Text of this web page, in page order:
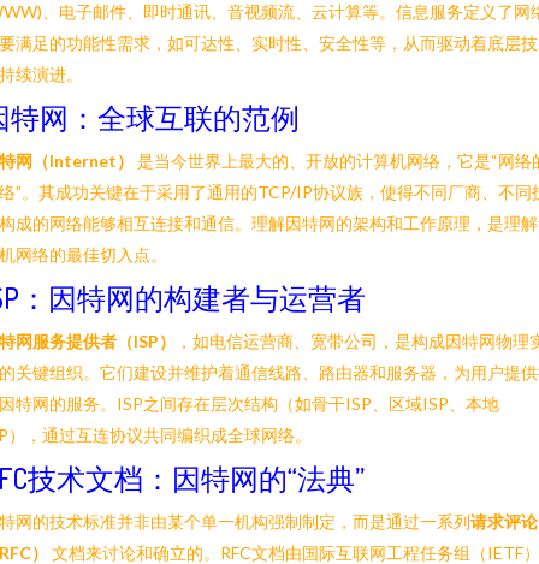
、电子邮件、即时通讯、音视频流、云计算等。信息服务定义了网
满足的功能性需求，如可达性、实时性、安全性等，从而驱动着底层
续演进。
特网：全球互联的范例
网（Internet）
是当今世界上最大的、开放的计算机网络，它是“网络
”。其成功关键在于采用了通用的TCP/IP协议族，使得不同厂商、不同
成的网络能够相互连接和通信。理解因特网的架构和工作原理，是理
网络的最佳切入点。
：因特网的构建者与运营者
网服务提供者（ISP）
，如电信运营商、宽带公司，是构成因特网物理
关键组织。它们建设并维护着通信线路、路由器和服务器，为用户提
特网的服务。ISP之间存在层次结构（如骨干ISP、区域ISP、本地
），通过互连协议共同编织成全球网络。
技术文档：因特网的“法典”
网的技术标准并非由某个单一机构强制制定，而是通过一系列请求评论
）
文档来讨论和确立的。RFC文档由国际互联网工程任务组（IETF